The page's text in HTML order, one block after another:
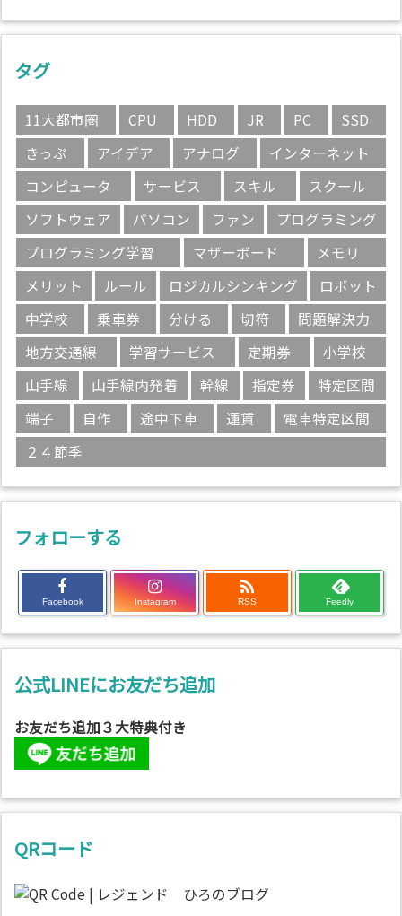
タグ
11大都市圏 CPU HDD JR PC
SSD
きっぷ
アイデア アナログ
インターネット
コンピュータ
サービス スキル
スクール
ソフトウェア
パソコン ファン
プログラミング
プログラミング学習
マザーボード
メモリ
メリット
ルール ロジカルシンキング
ロボット
中学校
乗車券 分ける 切符
問題解決力
地方交通線
学習サービス 定期券
小学校
山手線
山手線内発着 幹線 指定券
特定区間
端子
自作 途中下車 運賃
電車特定区間
２４節季
フォローする
Facebook Instagram

RSS Feedly
公式LINEにお友だち追加
お友だち追加３大特典付き
QRコード